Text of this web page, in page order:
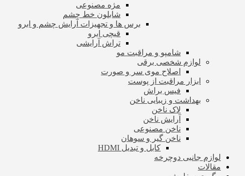
مژه مصنوعی
شابلون خط چشم
برس ها و تجهیزات آرایش چشم و ابرو
قیچی ابرو
تراش آرایشی
شامپو و مراقبت مو
لوازم شخصی برقی
اصلاح موی سر و صورت
ابزار مراقبت از پوست
فیس براش
بهداشت و زیبایی ناخن
لاک ناخن
آرایش ناخن
ناخن مصنوعی
ناخن گیر و سوهان
کابل و تبدیل HDMI
لوازم جانبی دوچرخه
مقالات